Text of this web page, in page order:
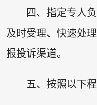
四、指定专人
及时受理、快速处
报投诉渠道。
五、按照以下